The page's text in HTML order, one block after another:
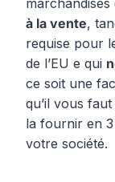
marchandises
à la vente,
requise pour
de l’EU e qui
ce soit une
qu’il vous
la fournir en
votre société.